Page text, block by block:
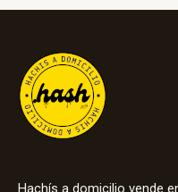
Hachís a domicilio vende